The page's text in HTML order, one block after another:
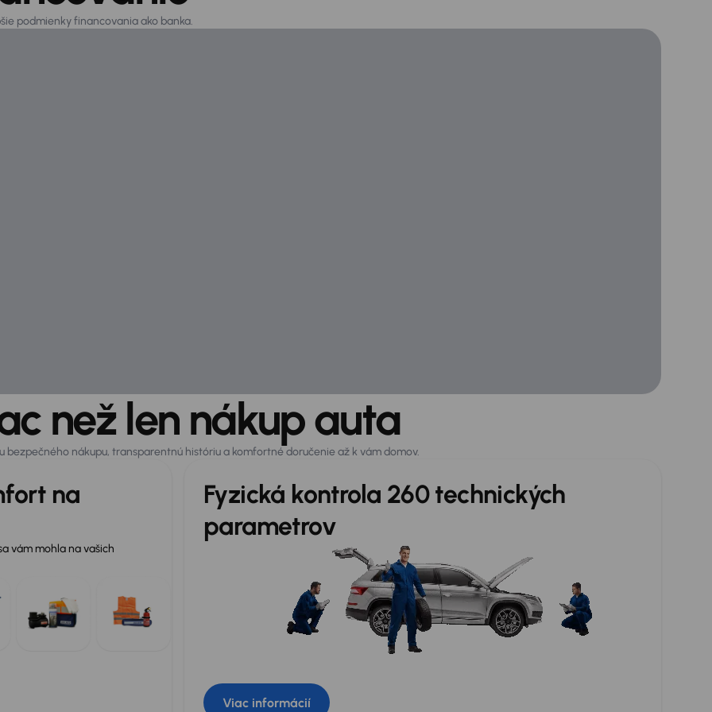
podmienky financovania ako banka.
než len nákup auta
bezpečného nákupu, transparentnú históriu a komfortné doručenie až k vám domov.
na
vám mohla na vašich
Fyzická kontrola 260 technických
parametrov
Viac informácií